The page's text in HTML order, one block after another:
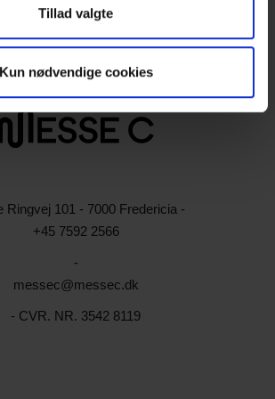
Tillad valgte
Kun nødvendige cookies
Ringvej 101 - 7000 Fredericia -
+45 7592 2566
-
messec@messec.dk
- CVR. NR. 3542 8119